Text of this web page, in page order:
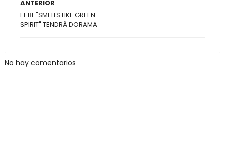
ANTERIOR
EL BL "SMELLS LIKE GREEN
SPIRIT" TENDRÁ DORAMA
No hay comentarios